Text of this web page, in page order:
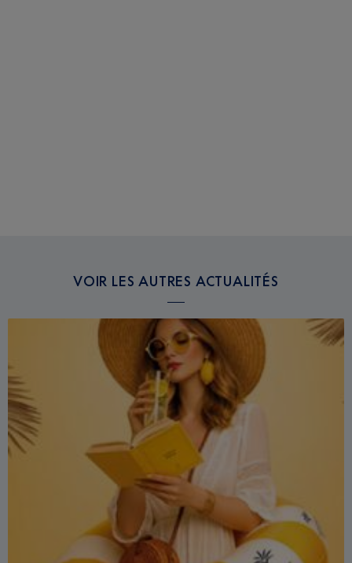
VOIR LES AUTRES ACTUALITÉS